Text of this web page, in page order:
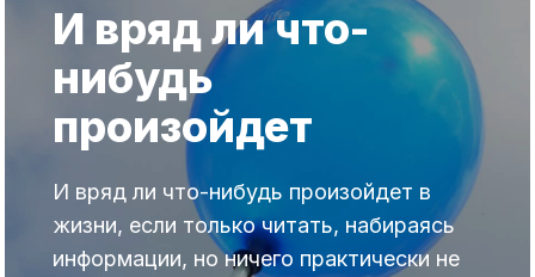
И вряд ли что-
нибудь
произойдет
И вряд ли что-нибудь произойдет в
жизни, если только читать, набираясь
информации, но ничего практически не